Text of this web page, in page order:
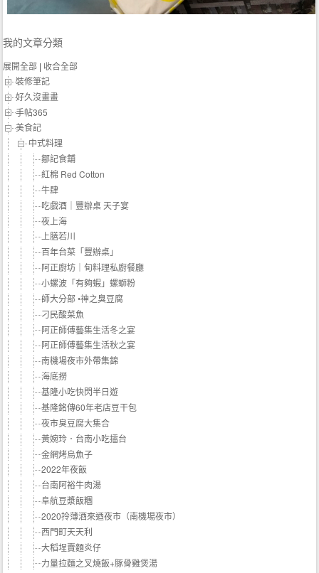
我的文章分類
展開全部 | 收合全部
裝修筆記
好久沒畫畫
手帖365
美食記
中式料理
鄒記食舖
紅棉 Red Cotton
牛肆
吃戲酒｜豐辦桌 天子宴
夜上海
上膳若川
百年台菜「豐辦桌」
阿正廚坊｜旬料理私廚餐廳
小螺波「有夠蝦」螺螄粉
師大分部 •神之臭豆腐
刁民酸菜魚
阿正師傅藝集生活冬之宴
阿正師傅藝集生活秋之宴
南機場夜市外帶集錦
海底撈
基隆小吃快閃半日遊
基隆銘傳60年老店豆干包
夜市臭豆腐大集合
黃婉玲．台南小吃擂台
金網烤烏魚子
2022年夜飯
台南阿裕牛肉湯
阜航豆漿飯糰
2020拎薄酒來迺夜市（南機場夜市）
西門町天天利
大稻埕賣麵炎仔
力量拉麵之叉燒飯+豚骨雞煲湯